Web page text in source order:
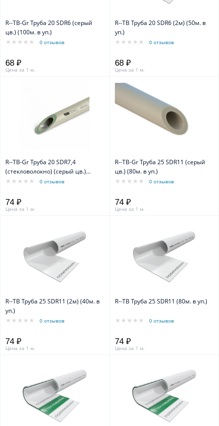
R--TB-Gr Труба 20 SDR6 (серый
цв.) (100м. в уп.)
0 отзывов
68 ₽
Цена за 1 м.
R--TB Труба 20 SDR6 (2м) (50м. в
уп.)
0 отзывов
68 ₽
Цена за 1 м.
R--TB-Gr Труба 20 SDR7,4
(стекловолокно) (серый цв.)
(100м. в уп.)
0 отзывов
74 ₽
Цена за 1 м.
R--TB-Gr Труба 25 SDR11 (серый
цв.) (80м. в уп.)
0 отзывов
74 ₽
Цена за 1 м.
R--TB Труба 25 SDR11 (2м) (40м. в
уп.)
0 отзывов
74 ₽
Цена за 1 м.
R--TB Труба 25 SDR11 (80м. в уп.)
0 отзывов
74 ₽
Цена за 1 м.